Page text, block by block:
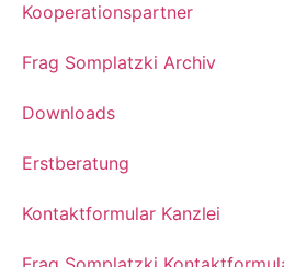
Kooperationspartner
Frag Somplatzki Archiv
Downloads
Erstberatung
Kontaktformular Kanzlei